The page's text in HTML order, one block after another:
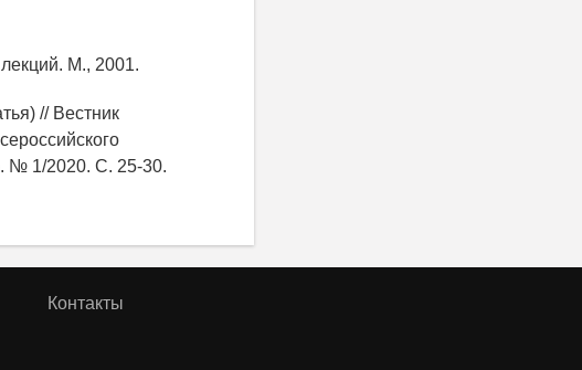
М., 2001.
// Вестник
№ 1/2020. С. 25-30.
Контакты